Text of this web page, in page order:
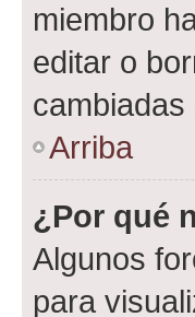
miembro
editar o
Arriba
¿Por qué
Algunos
para